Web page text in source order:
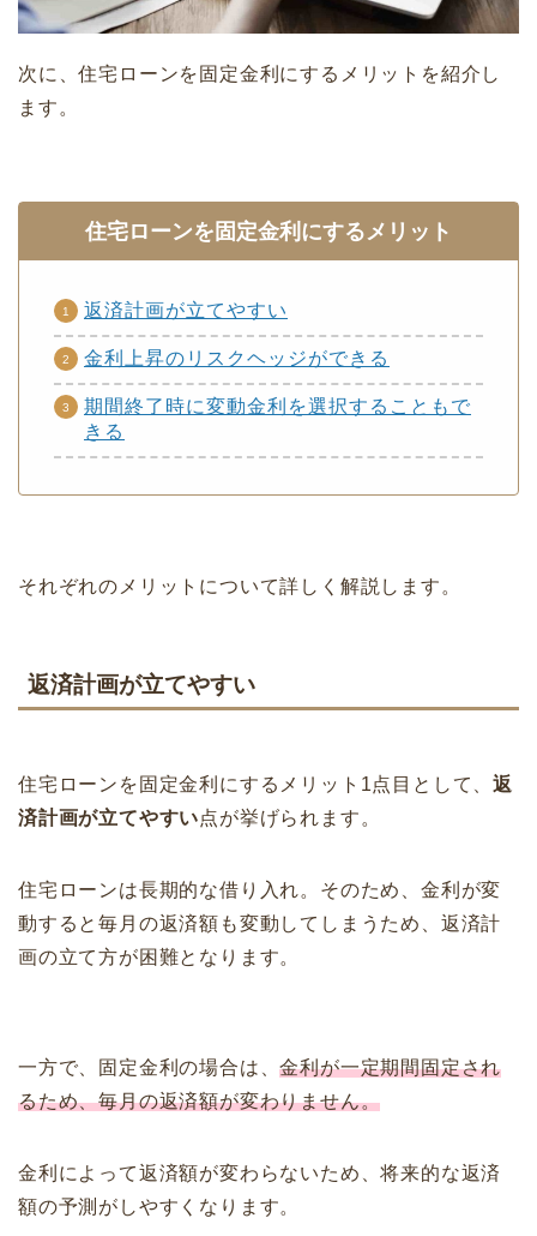
次に、住宅ローンを固定金利にするメリットを紹介し
ます。
住宅ローンを固定金利にするメリット
返済計画が立てやすい
金利上昇のリスクヘッジができる
期間終了時に変動金利を選択することもで
きる
それぞれのメリットについて詳しく解説します。
返済計画が立てやすい
住宅ローンを固定金利にするメリット1点目として、返
済計画が立てやすい点が挙げられます。
住宅ローンは長期的な借り入れ。そのため、金利が変
動すると毎月の返済額も変動してしまうため、返済計
画の立て方が困難となります。
一方で、固定金利の場合は、金利が一定期間固定され
るため、毎月の返済額が変わりません。
金利によって返済額が変わらないため、将来的な返済
額の予測がしやすくなります。